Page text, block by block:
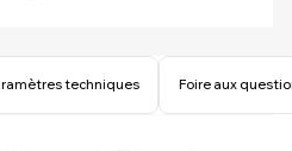
techniques Foire aux